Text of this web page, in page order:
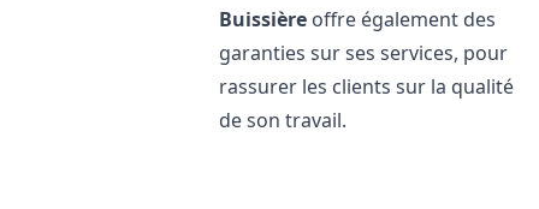
Buissière offre également des
garanties sur ses services, pour
rassurer les clients sur la qualité
de son travail.